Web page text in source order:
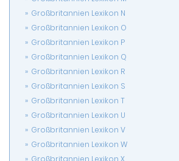
Großbritannien Lexikon N
Großbritannien Lexikon O
Großbritannien Lexikon P
Großbritannien Lexikon Q
Großbritannien Lexikon R
Großbritannien Lexikon S
Großbritannien Lexikon T
Großbritannien Lexikon U
Großbritannien Lexikon V
Großbritannien Lexikon W
Großbritannien Lexikon X